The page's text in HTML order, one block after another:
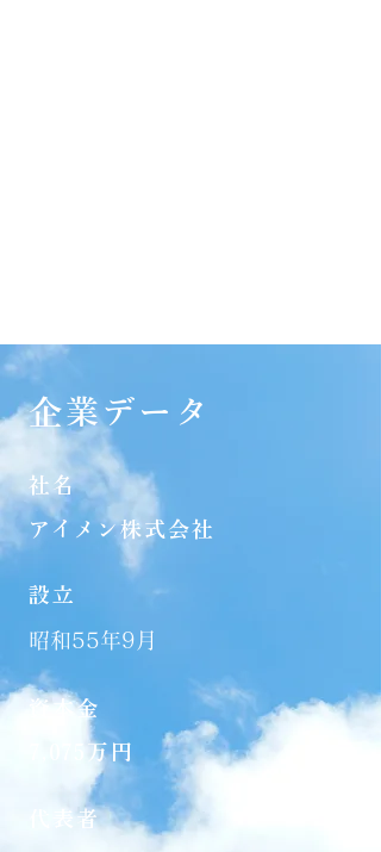
アイメン株式会社
設立
昭和55年9月
​資本金
7,075万円
代表者
企業データ
社名